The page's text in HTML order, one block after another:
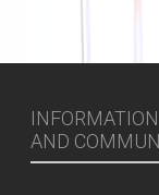
INFORMATION
AND